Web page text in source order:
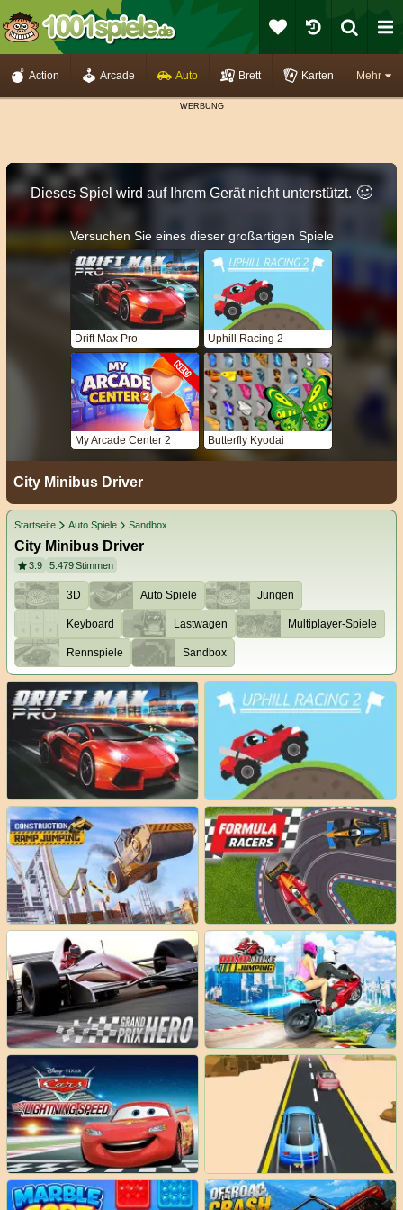
Mehr
Action Arcade Auto Brett Karten
Dieses Spiel wird auf Ihrem Gerät nicht unterstützt. 🥴️
Versuchen Sie eines dieser großartigen Spiele
Drift Max Pro Uphill Racing 2
My Arcade Center 2 Butterfly Kyodai
City Minibus Driver
Startseite Auto Spiele Sandbox
City Minibus Driver
3.9 5.479Stimmen
3D Auto Spiele Jungen
Keyboard Lastwagen Multiplayer-Spiele
Rennspiele Sandbox